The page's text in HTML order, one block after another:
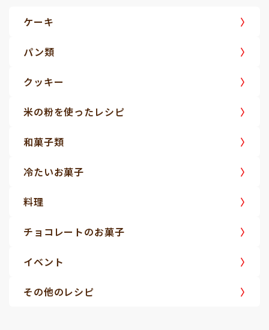
ケーキ
パン類
クッキー
米の粉を使ったレシピ
和菓子類
冷たいお菓子
料理
チョコレートのお菓子
イベント
その他のレシピ